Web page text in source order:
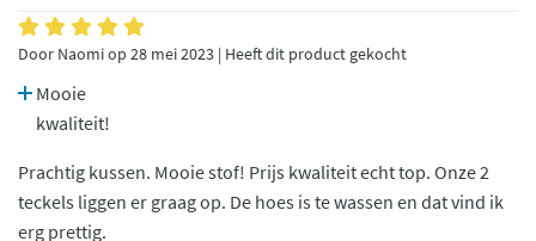
Door Naomi op 28 mei 2023 | Heeft dit product gekocht
Mooie
kwaliteit!
Prachtig kussen. Mooie stof! Prijs kwaliteit echt top. Onze 2
teckels liggen er graag op. De hoes is te wassen en dat vind ik
erg prettig.